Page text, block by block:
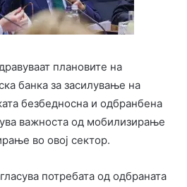
плановите на
банка за засилување на
безбедносна и одбранбена
важноста од мобилизирање
во овој сектор.
потребата од одбраната